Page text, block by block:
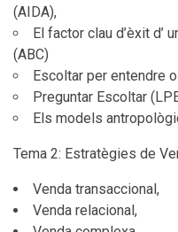
(AIDA),
El factor clau d’èxit d’
(ABC)
Escoltar per entendre
Preguntar Escoltar
Els models
Tema 2: Estratègies de
Venda transaccional,
Venda relacional,